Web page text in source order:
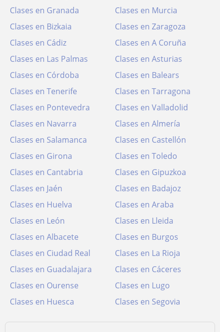
Clases en Granada
Clases en Murcia
Clases en Bizkaia
Clases en Zaragoza
Clases en Cádiz
Clases en A Coruña
Clases en Las Palmas
Clases en Asturias
Clases en Córdoba
Clases en Balears
Clases en Tenerife
Clases en Tarragona
Clases en Pontevedra
Clases en Valladolid
Clases en Navarra
Clases en Almería
Clases en Salamanca
Clases en Castellón
Clases en Girona
Clases en Toledo
Clases en Cantabria
Clases en Gipuzkoa
Clases en Jaén
Clases en Badajoz
Clases en Huelva
Clases en Araba
Clases en León
Clases en Lleida
Clases en Albacete
Clases en Burgos
Clases en Ciudad Real
Clases en La Rioja
Clases en Guadalajara
Clases en Cáceres
Clases en Ourense
Clases en Lugo
Clases en Huesca
Clases en Segovia